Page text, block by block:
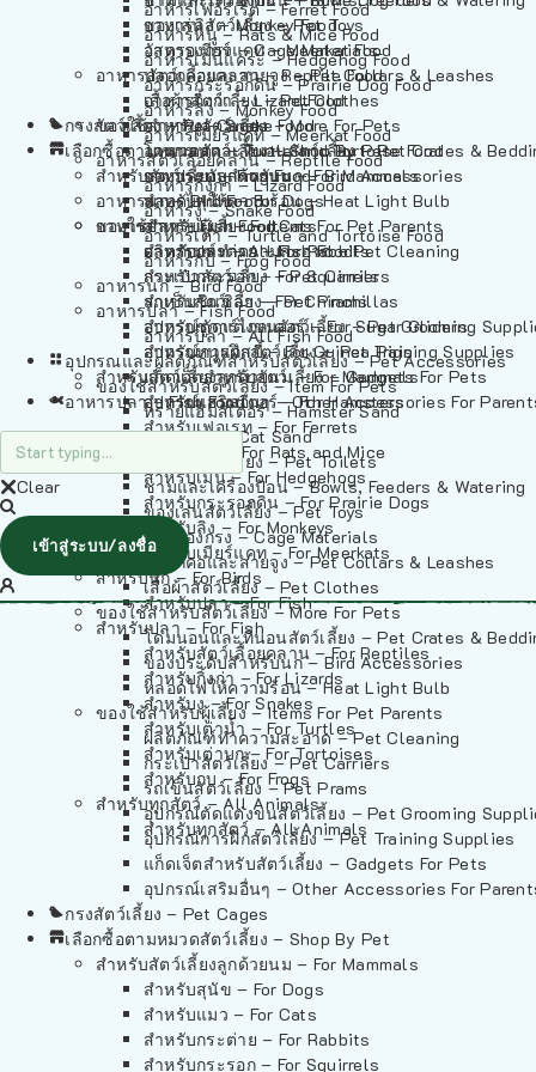
อาหารเฟอร์เร็ต – Ferret Food
อาหารหนู – Rats & Mice Food
อาหารเม่นแคระ – Hedgehog Food
อาหารกระรอกดิน – Prairie Dog Food
อาหารลิง – Monkey Food
อาหารเมียร์แคท – Meerkat Food
อาหารสัตว์เลี้อยคลาน – Reptile Food
อาหารกิ้งก่า – Lizard Food
อาหารงู – Snake Food
อาหารเต่า – Turtle and Tortoise Food
อาหารกบ – Frog Food
อาหารนก – Bird Food
อาหารปลา – Fish Food
อาหารปลา – All Fish Food
อุปกรณและผลิตภัณฑ์สำหรับสัตว์เลี้ยง – Pet Accessories
ของใช้สำหรับสัตว์เลี้ยง – Item For Pets
ทรายแฮมสเตอร์ – Hamster Sand
ทรายแมว – Cat Sand
ห้องน้ำสัตว์เลี้ยง – Pet Toilets
ชามและเครื่องป้อน – Bowls, Feeders & Watering
ของเล่นสัตว์เลี้ยง – Pet Toys
วัสดุรองกรง – Cage Materials
ปลอกคอและสายจูง – Pet Collars & Leashes
เสื้อผ้าสัตว์เลี้ยง – Pet Clothes
ของใช้สำหรับสัตว์เลี้ยง – More For Pets
โดมนอนและที่นอนสัตว์เลี้ยง – Pet Crates &
ของประดับสำหรับนก – Bird Accessories
หลอดไฟให้ความร้อน – Heat Light Bulb
ของใช้สำหรับผู้เลี้ยง – Items For Pet Parents
ผลิตภัณฑ์ทำความสะอาด – Pet Cleaning
กระเป๋าสัตว์เลี้ยง – Pet Carriers
รถเข็นสัตว์เลี้ยง – Pet Prams
อุปกรณ์ตัดแต่งขนสัตว์เลี้ยง – Pet Grooming
อุปกรณ์การฝึกสัตว์เลี้ยง – Pet Training Supplies
แก็ดเจ็ตสำหรับสัตว์เลี้ยง – Gadgets For Pets
อุปกรณ์เสริมอื่นๆ – Other Accessories For
กรงสัตว์เลี้ยง – Pet Cages
เลือกซื้อตามหมวดสัตว์เลี้ยง – Shop By Pet
สำหรับสัตว์เลี้ยงลูกด้วยนม – For Mammals
สำหรับสุนัข – For Dogs
สำหรับแมว – For Cats
สำหรับกระต่าย – For Rabbits
สำหรับกระรอก – For Squirrels
อาหารลิง – Monkey Food
อาหารเมียร์แคท – Meerkat Food
อาหารสัตว์เลี้อยคลาน – Reptile Food
อาหารกิ้งก่า – Lizard Food
อาหารงู – Snake Food
อาหารเต่า – Turtle and Tortoise Food
อาหารกบ – Frog Food
อาหารนก – Bird Food
อาหารปลา – Fish Food
อาหารปลา – All Fish Food
ของเล่นสัตว์เลี้ยง – Pet Toys
วัสดุรองกรง – Cage Materials
ปลอกคอและสายจูง – Pet Collars & Leashes
เสื้อผ้าสัตว์เลี้ยง – Pet Clothes
ของใช้สำหรับสัตว์เลี้ยง – More For Pets
โดมนอนและที่นอนสัตว์เลี้ยง – Pet Crates &
ของประดับสำหรับนก – Bird Accessories
หลอดไฟให้ความร้อน – Heat Light Bulb
ของใช้สำหรับผู้เลี้ยง – Items For Pet Parents
ผลิตภัณฑ์ทำความสะอาด – Pet Cleaning
กระเป๋าสัตว์เลี้ยง – Pet Carriers
รถเข็นสัตว์เลี้ยง – Pet Prams
อุปกรณ์ตัดแต่งขนสัตว์เลี้ยง – Pet Grooming
อุปกรณ์การฝึกสัตว์เลี้ยง – Pet Training Supplies
แก็ดเจ็ตสำหรับสัตว์เลี้ยง – Gadgets For Pets
อุปกรณ์เสริมอื่นๆ – Other Accessories For
กรงสัตว์เลี้ยง – Pet Cages
เลือกซื้อตามหมวดสัตว์เลี้ยง – Shop By Pet
สำหรับสัตว์เลี้ยงลูกด้วยนม – For Mammals
สำหรับสุนัข – For Dogs
สำหรับแมว – For Cats
สำหรับกระต่าย – For Rabbits
สำหรับกระรอก – For Squirrels
สำหรับชินชิล่า – For Chinchillas
สำหรับชูการ์ไกลเดอร์ – For Sugar Gliders
สำหรับหนูแกสบี้ – For Guinea Pigs
สำหรับสัตว์เลี้ยงลูกด้วยนม – For Mammals
สำหรับแฮมสเตอร์ – For Hamsters
สำหรับเฟอเรท – For Ferrets
สำหรับหนู – For Rats and Mice
สำหรับเม่น – For Hedgehogs
สำหรับกระรอกดิน – For Prairie Dogs
สำหรับลิง – For Monkeys
สำหรับเมียร์แคท – For Meerkats
สำหรับนก – For Birds
สำหรับปลา – For Fish
สำหรับปลา – For Fish
สำหรับสัตว์เลื้อยคลาน – For Reptiles
สำหรับกิ้งก่า – For Lizards
สำหรับงู – For Snakes
สำหรับเต่าน้ำ – For Turtles
สำหรับเต่าบก – For Tortoises
สำหรับกบ – For Frogs
สำหรับทุกสัตว์ – All Animals
สำหรับทุกสัตว์ – All Animals
อาหารปลา – Fish Food
Clear
เข้าสู่ระบบ/ลงชื่อ